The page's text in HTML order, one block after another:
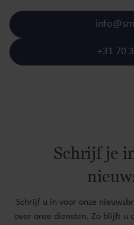
+31 70
Schrijf je
Schrijf u in voor onze
over onze diensten. Zo blijft u